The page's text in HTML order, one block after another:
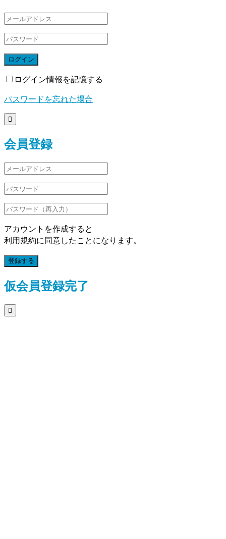
ログイン
ログイン情報を記憶する
パスワードを忘れた場合

会員登録
アカウントを作成すると
利用規約に同意したことになります。
登録する
仮会員登録完了
